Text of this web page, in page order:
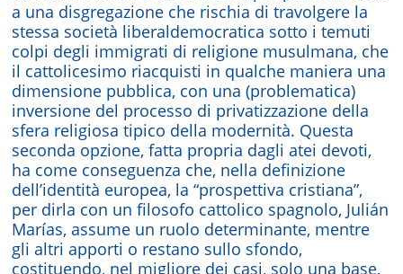
a una disgregazione che rischia di travolgere la
stessa società liberaldemocratica sotto i temuti
colpi degli immigrati di religione musulmana, che
il cattolicesimo riacquisti in qualche maniera una
dimensione pubblica, con una (problematica)
inversione del processo di privatizzazione della
sfera religiosa tipico della modernità. Questa
seconda opzione, fatta propria dagli atei devoti,
ha come conseguenza che, nella definizione
dell’identità europea, la “prospettiva cristiana”,
per dirla con un filosofo cattolico spagnolo, Julián
Marías, assume un ruolo determinante, mentre
gli altri apporti o restano sullo sfondo,
costituendo, nel migliore dei casi, solo una base,